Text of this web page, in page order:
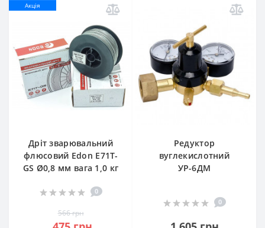
Акція
Дріт зварювальний
флюсовий Edon E71T-
GS Ø0,8 мм вага 1,0 кг
0
566 грн
Редуктор
вуглекислотний
УР-6ДМ
0